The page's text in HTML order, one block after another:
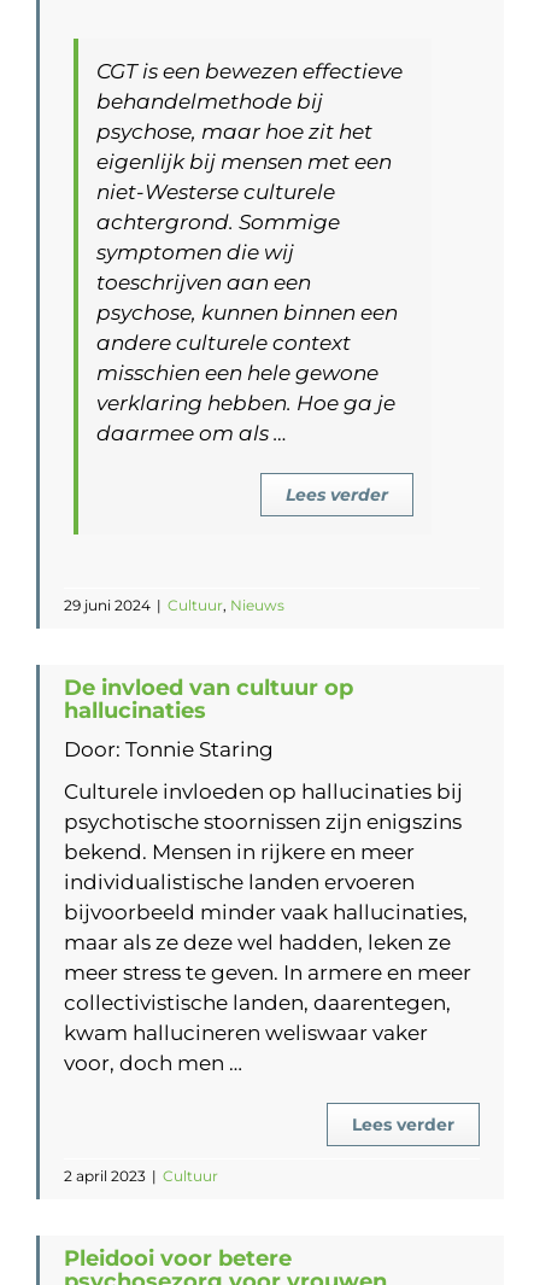
CGT is een bewezen effectieve
behandelmethode bij
psychose, maar hoe zit het
eigenlijk bij mensen met een
niet-Westerse culturele
achtergrond. Sommige
symptomen die wij
toeschrijven aan een
psychose, kunnen binnen een
andere culturele context
misschien een hele gewone
verklaring hebben. Hoe ga je
daarmee om als …
Lees verder
29 juni 2024 | Cultuur, Nieuws
De invloed van cultuur op
hallucinaties
Door: Tonnie Staring
Culturele invloeden op hallucinaties bij
psychotische stoornissen zijn enigszins
bekend. Mensen in rijkere en meer
individualistische landen ervoeren
bijvoorbeeld minder vaak hallucinaties,
maar als ze deze wel hadden, leken ze
meer stress te geven. In armere en meer
collectivistische landen, daarentegen,
kwam hallucineren weliswaar vaker
voor, doch men …
Lees verder
2 april 2023 | Cultuur
Pleidooi voor betere